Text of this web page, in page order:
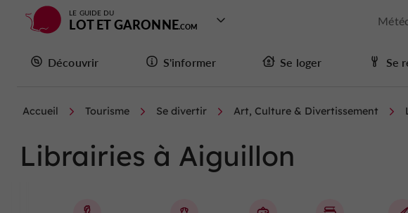
LE GUIDE DU
LOT ET GARONNE
Découvrir S'informer Se loger Se
Accueil Tourisme Se divertir Art, Culture & Divertissement
Librairies à Aiguillon